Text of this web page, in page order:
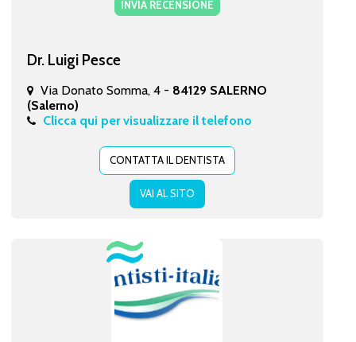
INVIA RECENSIONE
Dr. Luigi Pesce
Via Donato Somma, 4 - 84129 SALERNO
(Salerno)
Clicca qui per visualizzare il telefono
CONTATTA IL DENTISTA
VAI AL SITO